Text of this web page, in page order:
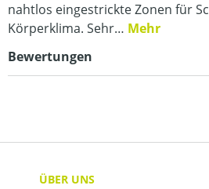
nahtlos eingestrickte Zonen für
Körperklima. Sehr… Mehr
Bewertungen
ÜBER UNS